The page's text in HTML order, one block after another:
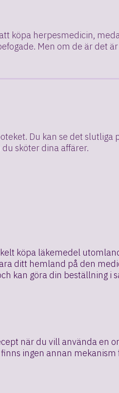
köpa herpesmedicin,
Men om de är det
Du kan se det slutliga
sköter dina affärer.
köpa läkemedel
ditt hemland på den
kan göra din beställning i
när du vill använda en
ingen annan